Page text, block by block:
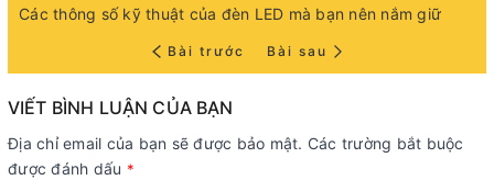
Các thông số kỹ thuật của đèn LED mà bạn nên nắm giữ
Bài trước Bài sau
VIẾT BÌNH LUẬN CỦA BẠN
Địa chỉ email của bạn sẽ được bảo mật. Các trường bắt buộc
được đánh dấu *